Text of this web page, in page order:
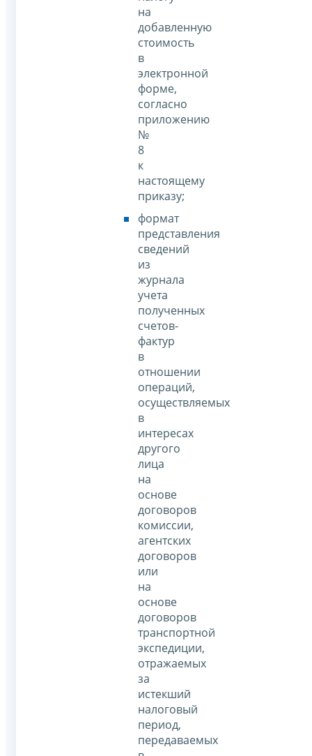
на
добавленную
стоимость
в
электронной
форме,
согласно
приложению
№
8
к
настоящему
приказу;
формат
представления
сведений
из
журнала
учета
полученных
счетов-
фактур
в
отношении
операций,
осуществляемых
в
интересах
другого
лица
на
основе
договоров
комиссии,
агентских
договоров
или
на
основе
договоров
транспортной
экспедиции,
отражаемых
за
истекший
налоговый
период,
передаваемых